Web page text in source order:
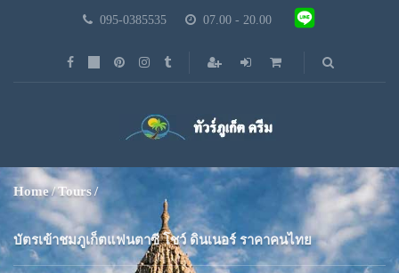
095-0385535 07.00 - 20.00
Home Tours
บัตรเข้าชมภูเก็ตแฟนตาซี โชว์ ดินเนอร์ ราคาคนไทย